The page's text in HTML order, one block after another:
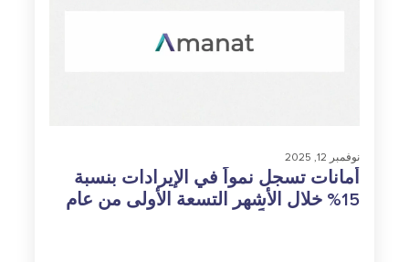
نوفمبر 12, 2025
أمانات تسجل نمواً في الإيرادات بنسبة
15% خلال الأشهر التسعة الأولى من عام